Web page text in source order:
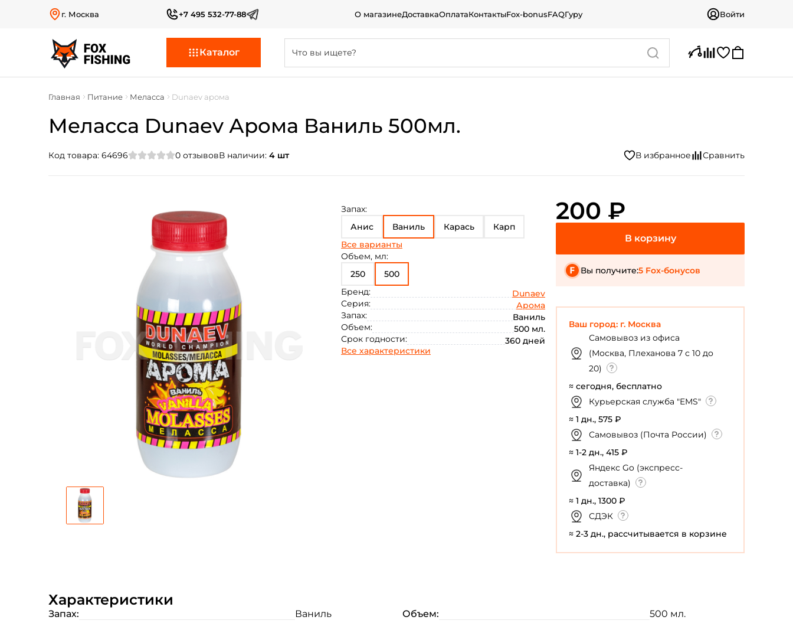
г. Москва +7 495 532-77-88 О магазинеДоставкаОплатаКонтактыFox-bonusFAQГуру Войти
Каталог
Главная Питание Меласса Dunaev арома
Меласса Dunaev Арома Ваниль 500мл.
Код товара: 64696 0 отзывовВ наличии: 4 шт
Запах:
Анис
Ваниль Карась Карп
Клубника
Меласса
Шоколад
Все варианты
Объем, мл:
250
500
Бренд:
Dunaev
Серия:
Арома
Запах:
Ваниль
Объем:
500 мл.
Срок годности:
360 дней
Все характеристики
200 ₽
Вы получите:5 Fox-бонусов
Ваш город: г. Москва
Самовывоз из офиса
(Москва, Плеханова 7 с 10 до
20)
≈ сегодня, бесплатно
Курьерская служба "EMS"
≈ 1 дн., 575 ₽
Самовывоз (Почта России)
≈ 1-2 дн., 415 ₽
Яндекс Go (экспресс-
доставка)
≈ 1 дн., 1300 ₽
СДЭК
≈ 2-3 дн., рассчитывается в корзине
Характеристики
Запах: Ваниль Объем:
500 мл.